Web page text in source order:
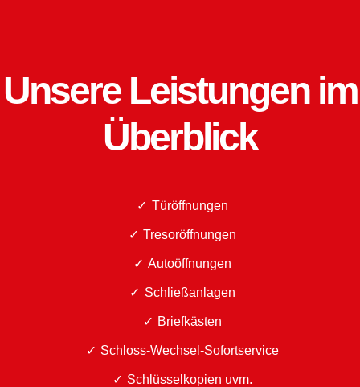
Unsere Leistungen im
Überblick
Türöffnungen
Tresoröffnungen
Autoöffnungen
Schließanlagen
Briefkästen
Schloss-Wechsel-Sofortservice
Schlüsselkopien uvm.